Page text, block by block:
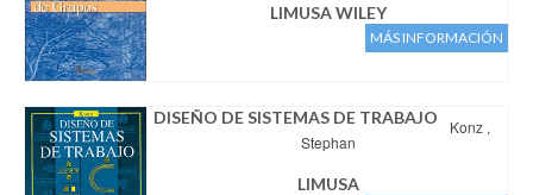
LIMUSA WILEY
MÁS INFORMACIÓN
DISEÑO DE SISTEMAS DE TRABAJO Konz ,
Stephan
LIMUSA